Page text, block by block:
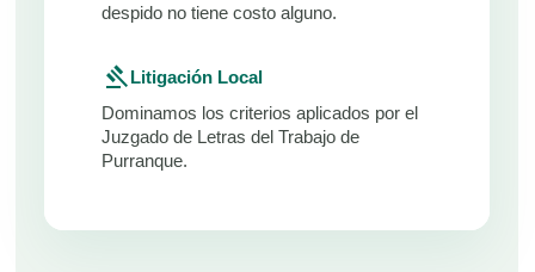
despido no tiene costo alguno.
gavelLitigación Local
Dominamos los criterios aplicados por el
Juzgado de Letras del Trabajo de
Purranque.